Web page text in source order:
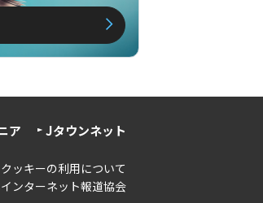
ア Jタウンネット
クッキーの利用について
ンターネット報道協会